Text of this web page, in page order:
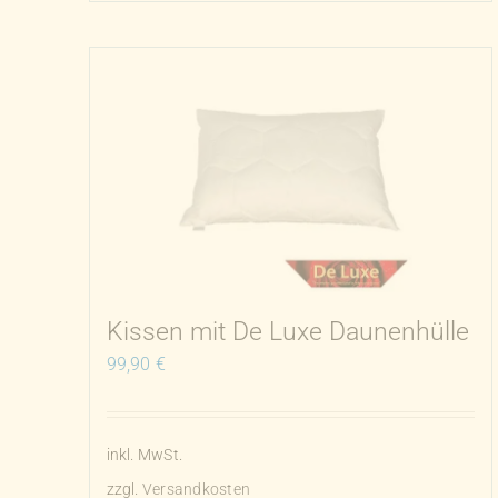
Kissen mit De Luxe Daunenhülle
99,90 €
inkl. MwSt.
zzgl. Versandkosten